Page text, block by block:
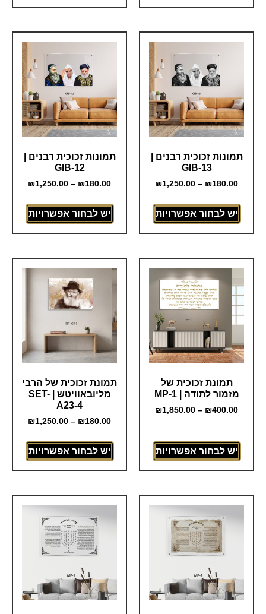
תמונות זכוכית רבנים |
GIB-13
₪180.00
–
₪1,250.00
יש לבחור אפשרויות
תמונות זכוכית רבנים |
GIB-12
₪180.00
–
₪1,250.00
יש לבחור אפשרויות
תמונת זכוכית של
מזמור לתודה | MP-1
₪400.00
–
₪1,850.00
יש לבחור אפשרויות
תמונת זכוכית של הרבי
מליובאוויטש | SET-
A23-4
₪180.00
–
₪1,250.00
יש לבחור אפשרויות